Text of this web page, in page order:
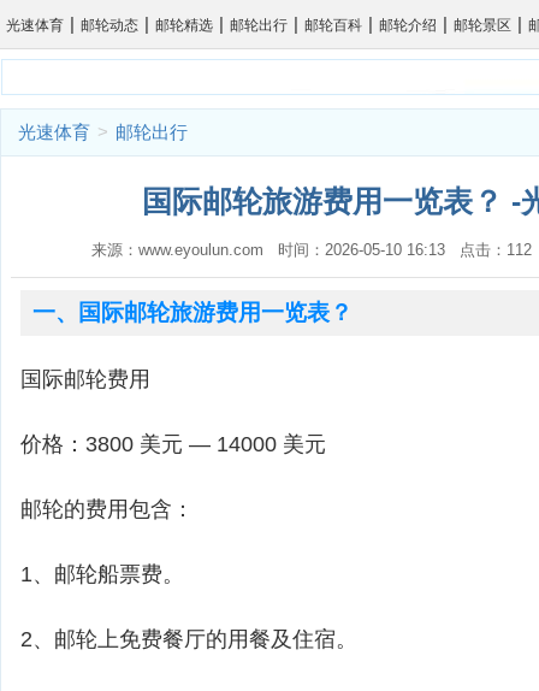
光速体育 | 邮轮动态 | 邮轮精选 | 邮轮出行 | 邮轮百科 | 邮轮介绍 | 邮轮景区 |
光速体育 > 邮轮出行
国际邮轮旅游费用一览表？ -
来源：www.eyoulun.com 时间：2026-05-10 16:13 点击：
一、国际邮轮旅游费用一览表？
国际邮轮费用
价格：3800 美元 — 14000 美元
邮轮的费用包含：
1、邮轮船票费。
2、邮轮上免费餐厅的用餐及住宿。